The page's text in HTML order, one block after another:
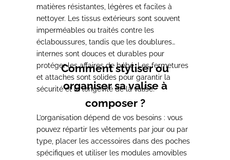
matières résistantes, légères et faciles à
nettoyer. Les tissus extérieurs sont souvent
imperméables ou traités contre les
éclaboussures, tandis que les doublures
internes sont douces et durables pour
protéger les affaires de bébé. Les fermetures
et attaches sont solides pour garantir la
sécurité et la longévité de la valise.
Comment styliser ou
organiser sa valise à
composer ?
L’organisation dépend de vos besoins : vous
pouvez répartir les vêtements par jour ou par
type, placer les accessoires dans des poches
spécifiques et utiliser les modules amovibles